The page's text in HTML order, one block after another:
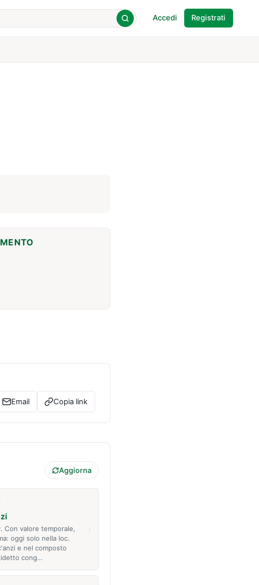
Accedi Registrati
Email Copia link
Aggiorna
Con valore temporale,
oggi solo nella loc.
e nel composto
cong…